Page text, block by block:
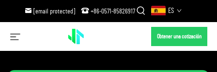
[email protected] +86-0571-85826917 ES
Obtener una cotización